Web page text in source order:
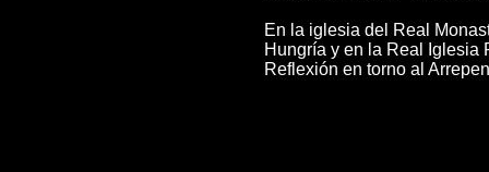
En la iglesia del Real
Hungría y en la Real Iglesia
Reflexión en torno al